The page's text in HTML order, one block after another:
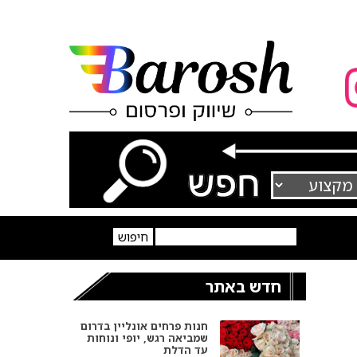
חדש באתר
חנות פרחים אונליין בדרום
שמביאה רגש, יופי ונוחות
עד הדלת